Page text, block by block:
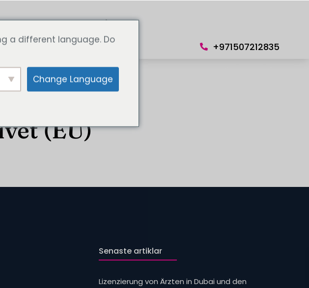
nu Kontakta oss Språk
+971507212835
(EU)
Senaste artiklar
Lizenzierung von Ärzten in Dubai und den
a different language. Do
Change Language